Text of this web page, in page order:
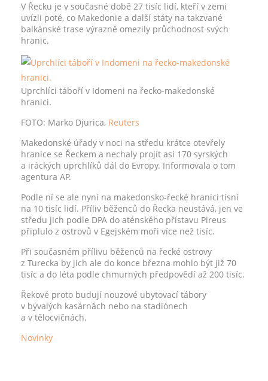
V Řecku je v současné době 27 tisíc lidí, kteří v zemi
uvízli poté, co Makedonie a další státy na takzvané
balkánské trase výrazně omezily průchodnost svých
hranic.
Uprchlíci táboří v Idomeni na řecko-makedonské
hranici.
FOTO: Marko Djurica, Reuters
Makedonské úřady v noci na středu krátce otevřely
hranice se Řeckem a nechaly projít asi 170 syrských
a iráckých uprchlíků dál do Evropy. Informovala o tom
agentura AP.
Podle ní se ale nyní na makedonsko-řecké hranici tísní
na 10 tisíc lidí. Příliv běženců do Řecka neustává, jen ve
středu jich podle DPA do aténského přístavu Pireus
připlulo z ostrovů v Egejském moři více než tisíc.
Při současném přílivu běženců na řecké ostrovy
z Turecka by jich ale do konce března mohlo být již 70
tisíc a do léta podle chmurných předpovědí až 200 tisíc.
Řekové proto budují nouzové ubytovací tábory
v bývalých kasárnách nebo na stadiónech
a v tělocvičnách.
Novinky